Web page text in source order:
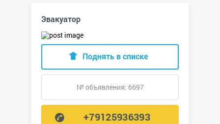
Эвакуатор
Поднять в списке
№ объявления: 6697
+79125936393